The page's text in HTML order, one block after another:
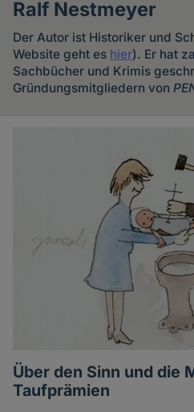
Ralf Nestmeyer
Der Autor ist Historiker und
Website geht es hier). Er hat
Sachbücher und Krimis
Gründungsmitgliedern von
Über den Sinn und die
Taufprämien